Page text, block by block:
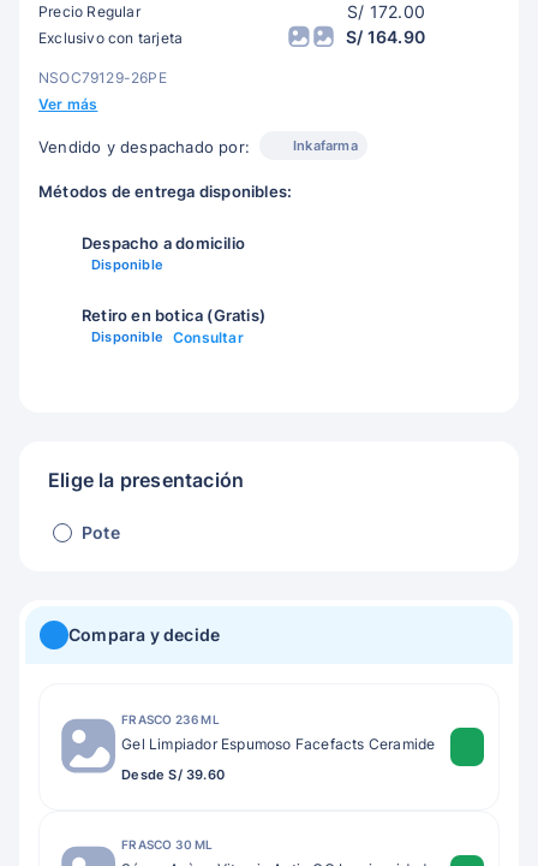
Precio Regular S/ 172.00
Exclusivo con tarjeta S/ 164.90
NSOC79129-26PE
Ver más
Vendido y despachado por: Inkafarma
Métodos de entrega disponibles:
Despacho a domicilio
Disponible
Retiro en botica (Gratis)
Disponible Consultar
Elige la presentación
Pote
Compara y decide
FRASCO 236 ML
Gel Limpiador Espumoso Facefacts Ceramide
Desde S/ 39.60
FRASCO 30 ML